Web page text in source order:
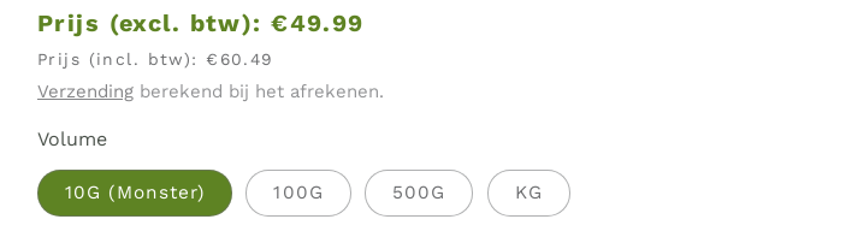
Prijs (excl. btw):€49.99
Prijs (incl. btw): €60.49
Verzending berekend bij het afrekenen.
Volume
10G (Monster) 100G 500G KG